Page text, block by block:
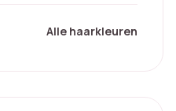
Alle haarkleuren